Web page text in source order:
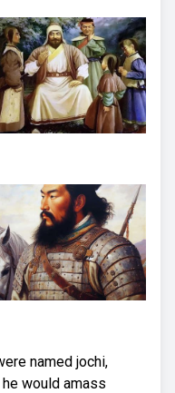
named jochi,
would amass